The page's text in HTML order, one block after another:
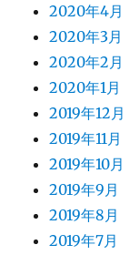
2020年4月
2020年3月
2020年2月
2020年1月
2019年12月
2019年11月
2019年10月
2019年9月
2019年8月
2019年7月